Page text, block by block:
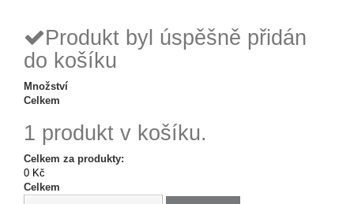
Produkt byl úspěšně přidán
do košíku
Množství
Celkem
1 produkt v košíku.
Celkem za produkty:
0 Kč
Celkem